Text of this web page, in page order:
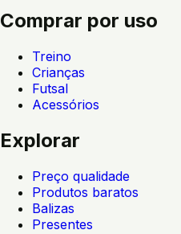
Comprar por uso
Treino
Crianças
Futsal
Acessórios
Explorar
Preço qualidade
Produtos baratos
Balizas
Presentes